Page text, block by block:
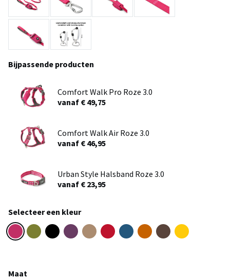
Bijpassende producten
Comfort Walk Pro Roze 3.0
vanaf € 49,75
Comfort Walk Air Roze 3.0
vanaf € 46,95
Urban Style Halsband Roze 3.0
vanaf € 23,95
Selecteer een kleur
Maat